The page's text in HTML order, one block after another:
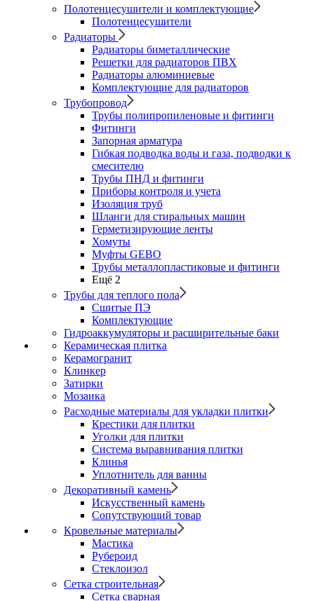
Полотенцесушители и комплектующие
Полотенцесушители
Радиаторы
Радиаторы биметаллические
Решетки для радиаторов ПВХ
Радиаторы алюминиевые
Комплектующие для радиаторов
Трубопровод
Трубы полипропиленовые и фитинги
Фитинги
Запорная арматура
Гибкая подводка воды и газа, подводки к
смесителю
Трубы ПНД и фитинги
Приборы контроля и учета
Изоляция труб
Шланги для стиральных машин
Герметизирующие ленты
Хомуты
Муфты GEBO
Трубы металлопластиковые и фитинги
Ещё 2
Трубы для теплого пола
Сшитые ПЭ
Комплектующие
Гидроаккумуляторы и расширительные баки
Керамическая плитка
Керамогранит
Клинкер
Затирки
Мозаика
Расходные материалы для укладки плитки
Крестики для плитки
Уголки для плитки
Система выравнивания плитки
Клинья
Уплотнитель для ванны
Декоративный камень
Искусственный камень
Сопутствующий товар
Кровельные материалы
Мастика
Рубероид
Стеклоизол
Сетка строительная
Сетка сварная